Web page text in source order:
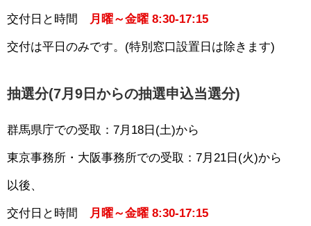
交付日と時間 月曜～金曜 8:30-17:15
交付は平日のみです。(特別窓口設置日は除きます)
抽選分(7月9日からの抽選申込当選分)
群馬県庁での受取：7月18日(土)から
東京事務所・大阪事務所での受取：7月21日(火)から
以後、
交付日と時間 月曜～金曜 8:30-17:15